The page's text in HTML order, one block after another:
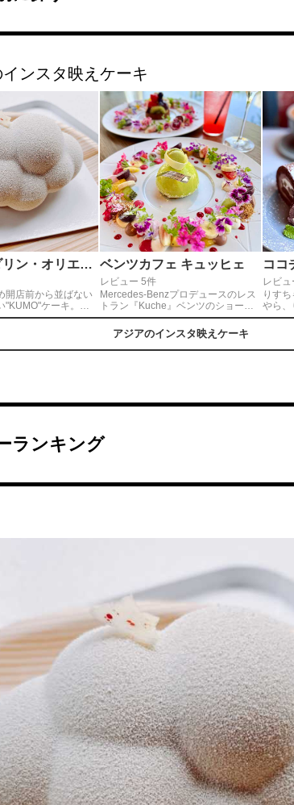
ンスタ映えケーキ
ザ・マンダリン・オリエンタル グルメショップ
開店前から並ばない
"KUMO"ケーキ。な
た目が可愛すぎる。
ベンツカフェ キュッヒェ
レビュー 5件
Mercedes-Benzプロデュースのレス
トラン『Kuche』ベンツのショール
ームに隣接、水景や庭園を眺めなが
らゆったりとくつろげる。「ミシュ
ランプレート」獲得店！カフェ利
用。予約必須だよ！ケーキを選んだ
ココ
レビ
りす
やら
っぽ
渋皮煮
アジアのインスタ映えケーキ
ランキング